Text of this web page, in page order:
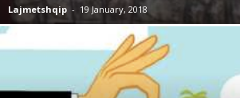
Lajmetshqip - 19 January, 2018